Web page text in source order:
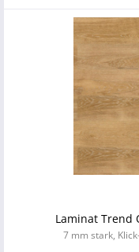
Laminat Trend
7 mm stark,